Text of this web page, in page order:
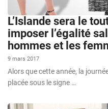
L’Islande sera le
imposer l’égalité
hommes et les
9 mars 2017
Alors que cette année, la
placée sous le signe …